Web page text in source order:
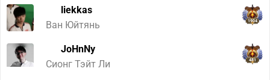
liekkas
Ван Юйтянь
1904
JoHnNy
Сионг Тэйт Ли
481